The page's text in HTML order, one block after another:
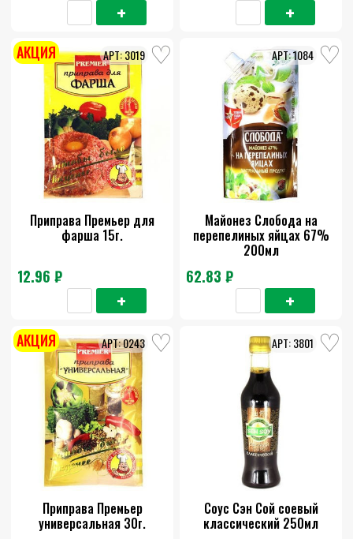
Приправа Премьер для
фарша 15г.
12.96 ₽
3019
АКЦИЯ
Майонез Слобода на
перепелиных яйцах 67%
200мл
62.83 ₽
1084
Приправа Премьер
универсальная 30г.
0243
АКЦИЯ
Соус Сэн Сой соевый
классический 250мл
3801